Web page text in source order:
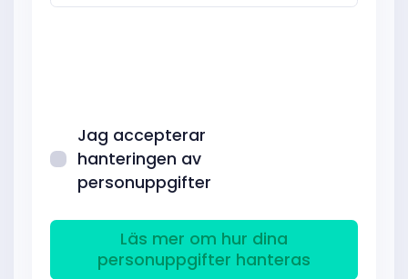
Jag accepterar
hanteringen av
personuppgifter
Läs mer om hur dina
personuppgifter hanteras